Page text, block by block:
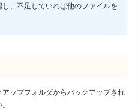
、不足していれば他のファイルを
ップフォルダからバックアップされ